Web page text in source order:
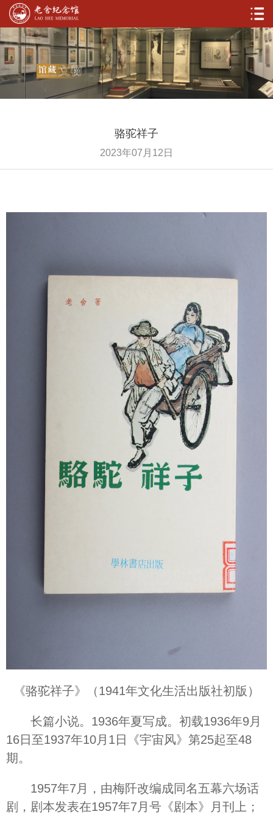
骆驼祥子
2023年07月12日
《骆驼祥子》（1941年文化生活出版社初版）
长篇小说。1936年夏写成。初载1936年9月
16日至1937年10月1日《宇宙风》第25起至48
期。
1957年7月，由梅阡改编成同名五幕六场话
剧，剧本发表在1957年7月号《剧本》月刊上；